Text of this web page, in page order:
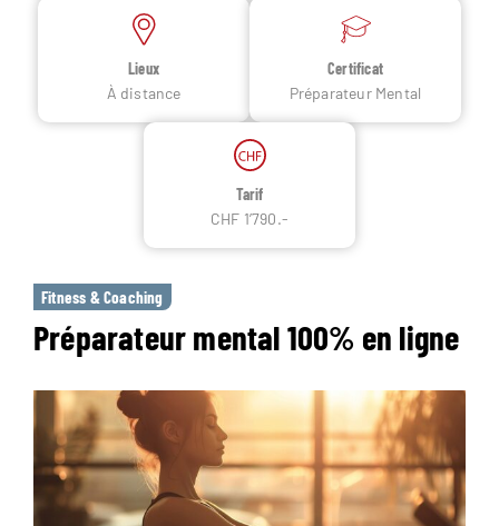
Lieux
À distance
Certificat
Préparateur Mental
Tarif
CHF 1’790.-
Fitness & Coaching
Préparateur mental 100% en ligne